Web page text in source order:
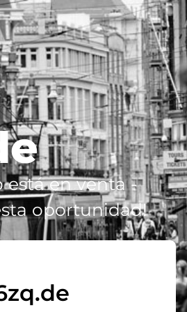
está en venta -
oportunidad!